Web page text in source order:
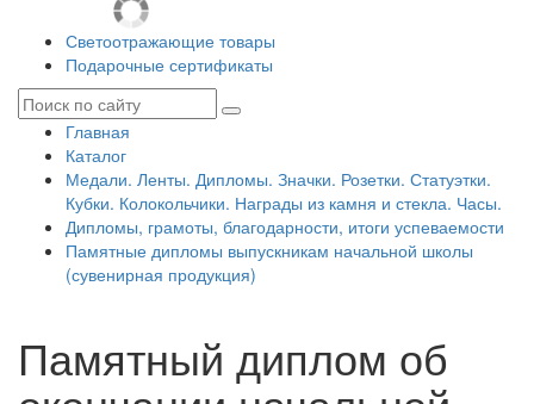
Светоотражающие товары
Подарочные сертификаты
Главная
Каталог
Медали. Ленты. Дипломы. Значки. Розетки. Статуэтки.
Кубки. Колокольчики. Награды из камня и стекла. Часы.
Дипломы, грамоты, благодарности, итоги успеваемости
Памятные дипломы выпускникам начальной школы
(сувенирная продукция)
Памятный диплом об